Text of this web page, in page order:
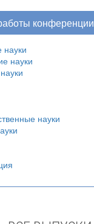
конференции
науки
науки
науки